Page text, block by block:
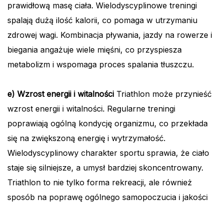
prawidłową masę ciała. Wielodyscyplinowe treningi
spalają dużą ilość kalorii, co pomaga w utrzymaniu
zdrowej wagi. Kombinacja pływania, jazdy na rowerze i
biegania angażuje wiele mięśni, co przyspiesza
metabolizm i wspomaga proces spalania tłuszczu.
e) Wzrost energii i witalności Triathlon może przynieść
wzrost energii i witalności. Regularne treningi
poprawiają ogólną kondycję organizmu, co przekłada
się na zwiększoną energię i wytrzymałość.
Wielodyscyplinowy charakter sportu sprawia, że ciało
staje się silniejsze, a umysł bardziej skoncentrowany.
Triathlon to nie tylko forma rekreacji, ale również
sposób na poprawę ogólnego samopoczucia i jakości